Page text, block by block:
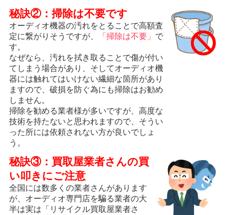
秘訣②：掃除は不要です
オーディオ機器の汚れをとることで高額査
定に繋がりそうですが、
「掃除は不要」 で
す。
なぜなら、汚れを拭き取ることで傷が付い
てしまう場合があり、そしてオーディオ機
器には触れてはいけない繊細な箇所があり
ますので、破損を防ぐ為にも掃除はお勧め
しません。
掃除を勧める業者様が多いですが、高度な
技術を持たないと思われますので、そうい
った所には依頼されない方が良いでしょ
う。
秘訣③：買取屋業者さんの買
い叩きにご注意
全国には数多くの業者さんがあります
が、オーディオ専門店を騙る業者の大
半は実は「リサイクル買取屋業者さ